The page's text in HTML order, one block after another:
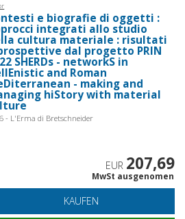
e biografie di oggetti :
integrati allo studio
cultura materiale : risultati
dal progetto PRIN
SHERDs - networkS in
and Roman
- making and
hiStory with material
- L'Erma di Bretschneider
EUR 207,69
MwSt ausgenomen
KAUFEN